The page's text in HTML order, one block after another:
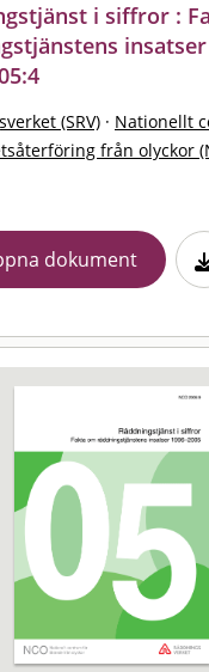
i siffror :
insatser
(SRV) · Nationellt
från olyckor
dokument